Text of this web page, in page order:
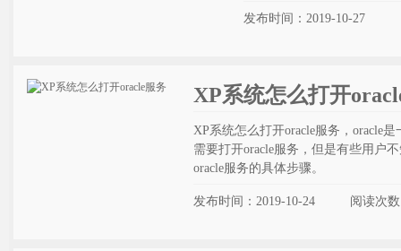
发布时间：2019-10-27
XP系统怎么打开
XP系统怎么打开oracle服务，oracle
需要打开oracle服务，但是有些用户
oracle服务的具体步骤。
发布时间：2019-10-24 阅读次